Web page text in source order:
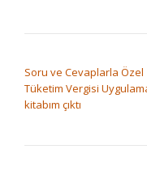
Soru ve Cevaplarla Özel
Tüketim Vergisi
kitabım çıktı